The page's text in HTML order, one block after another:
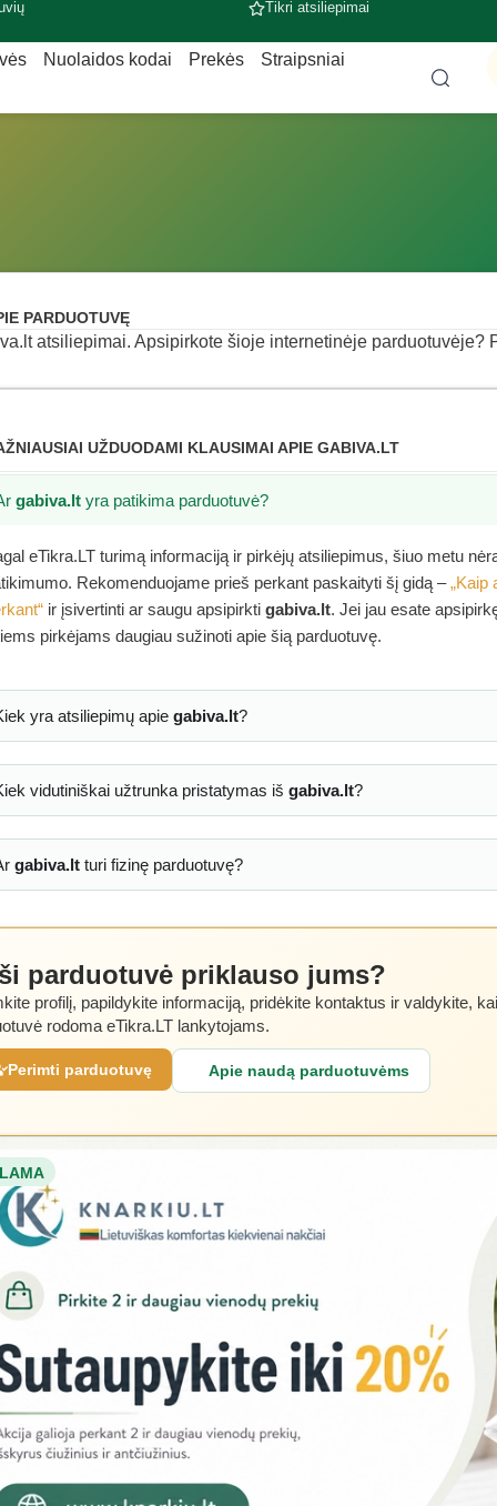
Tikri atsiliepimai
Nuolaidos kodai Prekės Straipsniai
PARDUOTUVĘ
atsiliepimai. Apsipirkote šioje internetinėje parduotuvėje?
UŽDUODAMI KLAUSIMAI APIE GABIVA.LT
gabiva.lt yra patikima parduotuvė?
eTikra.LT turimą informaciją ir pirkėjų atsiliepimus, šiuo metu
Rekomenduojame prieš perkant paskaityti šį gidą –„Kaip
ir įsivertinti ar saugu apsipirkti gabiva.lt. Jei jau esate
pirkėjams daugiau sužinoti apie šią parduotuvę.
yra atsiliepimų apie gabiva.lt?
vidutiniškai užtrunka pristatymas iš gabiva.lt?
gabiva.ltturi fizinę parduotuvę?
parduotuvė priklauso jums?
profilį, papildykite informaciją, pridėkite kontaktus ir valdykite,
rodoma eTikra.LT lankytojams.
Perimti parduotuvę Apie naudą parduotuvėms